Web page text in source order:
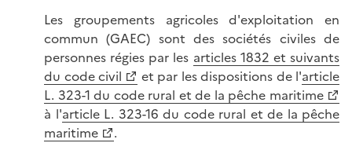
Les groupements agricoles d'exploitation en
commun (GAEC) sont des sociétés civiles de
personnes régies par les articles 1832 et suivants
du code civil
et par les dispositions de l'article
L. 323-1 du code rural et de la pêche maritime
à l'article L. 323-16 du code rural et de la pêche
maritime
.